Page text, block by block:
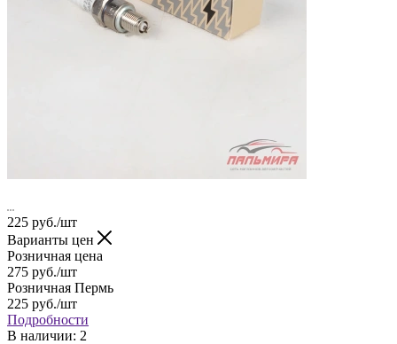
225 руб./шт
Варианты цен
Розничная цена
275 руб./шт
Розничная Пермь
225 руб./шт
Подробности
В наличии: 2